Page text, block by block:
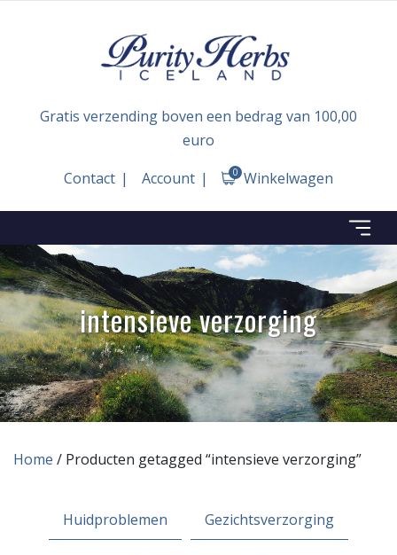
Gratis verzending boven een bedrag van 100,00
euro
Contact
Account Winkelwagen
0
intensieve verzorging
Home / Producten getagged “intensieve verzorging”
Huidproblemen Gezichtsverzorging